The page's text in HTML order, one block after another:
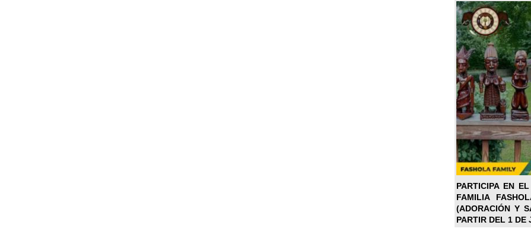
PARTICIPA EN
FAMILIA
(ADORACIÓN Y
PARTIR DEL 1 DE